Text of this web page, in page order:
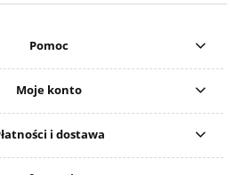
Pomoc
Moje konto
i dostawa